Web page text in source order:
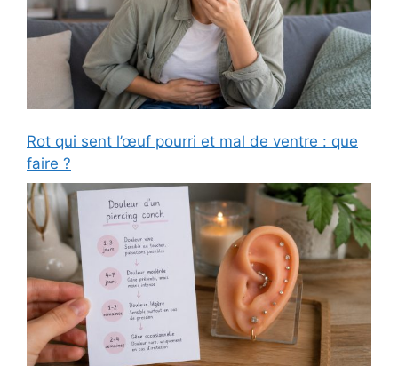
Rot qui sent l’œuf pourri et mal de ventre : que
faire ?